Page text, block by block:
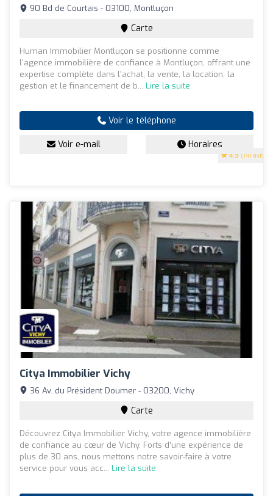
4.9 (141 avis)
90 Bd de Courtais - 03100, Montluçon
Carte
Human Immobilier Montluçon se positionne comme
l'agence immobilière de confiance à Montluçon, offrant une
expertise complète dans l'achat, la vente, la location, la
gestion et le financement de b... Lire la suite
Voir le téléphone
Voir e-mail Horaires
Citya Immobilier Vichy
36 Av. du Président Doumer - 03200, Vichy
Carte
Découvrez Citya Immobilier Vichy, votre agence immobilière
de confiance au cœur de Vichy. Forts d’une expérience de
plus de 30 ans, nous mettons notre savoir-faire à votre
service pour vous acc... Lire la suite